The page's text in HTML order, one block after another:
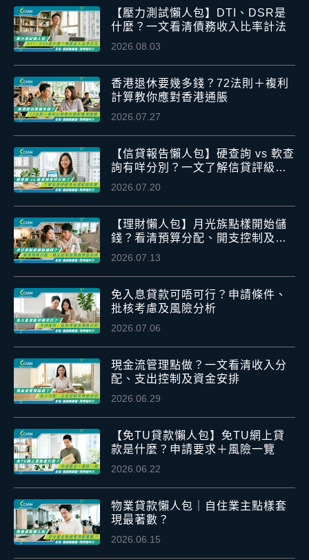
【壓力測試懶人包】DTI、DSR是
什麼？一文看清債務收入比率計法
2026.08.03
香港退休要幾多錢？72法則＋複利
計算教你應對香港通脹
2026.07.27
【信貸報告懶人包】硬查詢 vs 軟查
詢有咩分別？一文了解信貸評級及
信貸紀錄影響
2026.07.20
【理財懶人包】月光族點樣開始儲
錢？看清預算分配、開支控制及應
急資金安排
2026.07.13
免入息貸款可唔可行？申請條件、
批核考慮及風險分析
2026.07.06
現金流管理點做？一文看清收入分
配、支出控制及資金安排
2026.06.29
【免TU貸款懶人包】免TU網上貸
款是什麼？申請要求＋風險一覽
2026.06.22
物業貸款懶人包｜自住業主點樣套
現最著數？
2026.06.15